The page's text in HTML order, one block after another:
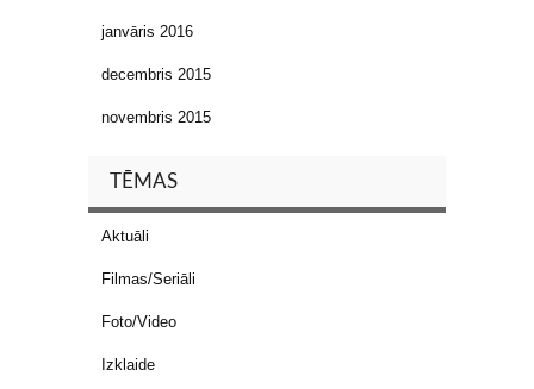
janvāris 2016
decembris 2015
novembris 2015
TĒMAS
Aktuāli
Filmas/Seriāli
Foto/Video
Izklaide